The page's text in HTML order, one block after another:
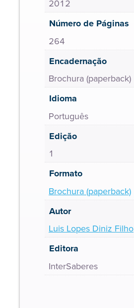
2012
Número de Páginas
264
Encadernação
Brochura (paperback)
Idioma
Português
Edição
1
Formato
Brochura (paperback)
Autor
Luis Lopes Diniz Filho
Editora
InterSaberes